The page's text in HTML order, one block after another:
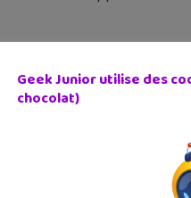
Brawl, un super jeu
Geek Junior utilise des
chocolat)